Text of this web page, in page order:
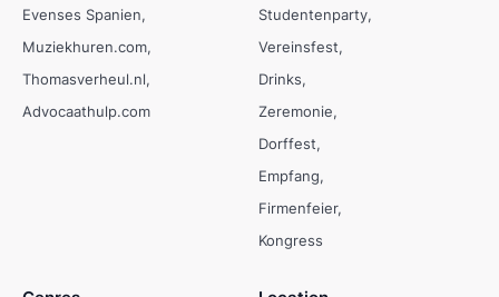
Evenses Spanien
Muziekhuren.com
Thomasverheul.nl
Advocaathulp.com
Studentenparty
Vereinsfest
Drinks
Zeremonie
Dorffest
Empfang
Firmenfeier
Kongress